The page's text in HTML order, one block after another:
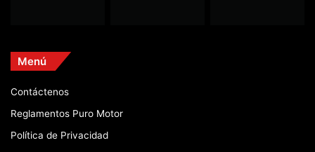
Menú
Contáctenos
Reglamentos Puro Motor
Política de Privacidad